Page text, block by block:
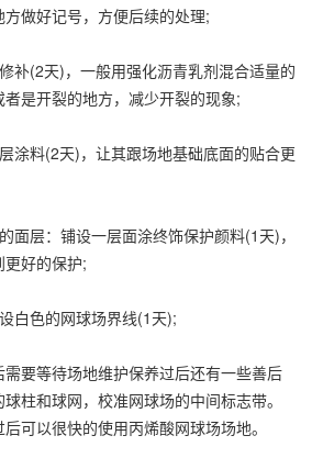
做好记号，方便后续的处理;
(2天)，一般用强化沥青乳剂混合适量的
是开裂的地方，减少开裂的现象;
料(2天)，让其跟场地基础底面的贴合更
层：铺设一层面涂终饰保护颜料(1天)，
好的保护;
色的网球场界线(1天);
要等待场地维护保养过后还有一些善后
柱和球网，校准网球场的中间标志带。
可以很快的使用丙烯酸网球场场地。